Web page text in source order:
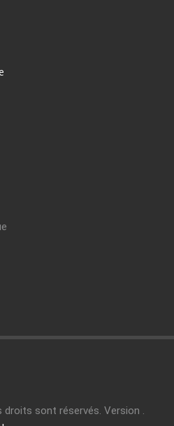
droits sont réservés. Version .